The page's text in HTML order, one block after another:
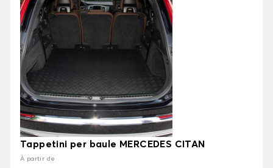
Tappetini per baule MERCEDES CITAN
À partir de